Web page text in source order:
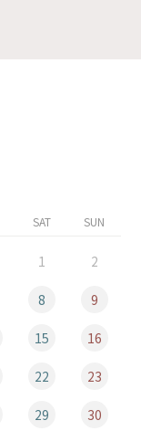
SAT SUN
1 2
8 9
15 16
22 23
29 30